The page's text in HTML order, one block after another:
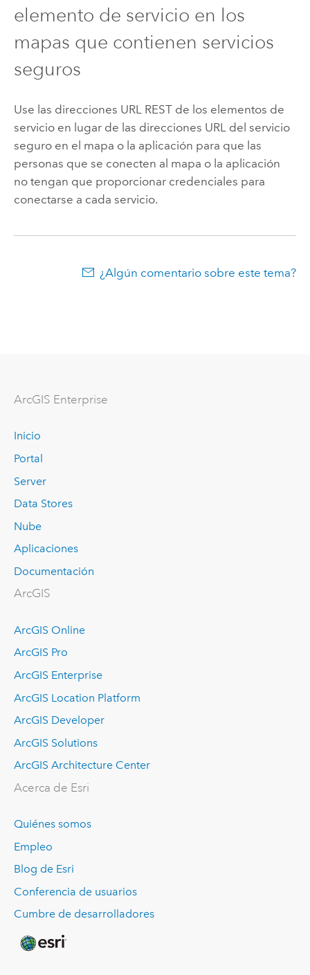
elemento de servicio en los
mapas que contienen servicios
seguros
Use las direcciones URL REST de los elementos de
servicio en lugar de las direcciones URL del servicio
seguro en el mapa o la aplicación para que las
personas que se conecten al mapa o la aplicación
no tengan que proporcionar credenciales para
conectarse a cada servicio.
¿Algún comentario sobre este tema?
ArcGIS Enterprise
Inicio
Portal
Server
Data Stores
Nube
Aplicaciones
Documentación
ArcGIS
ArcGIS Online
ArcGIS Pro
ArcGIS Enterprise
ArcGIS Location Platform
ArcGIS Developer
ArcGIS Solutions
ArcGIS Architecture Center
Acerca de Esri
Quiénes somos
Empleo
Blog de Esri
Conferencia de usuarios
Cumbre de desarrolladores